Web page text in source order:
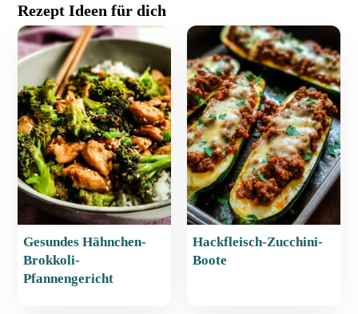
c
e
b
o
o
k
at
s
A
p
p
er
e
st
ai
l
le
n
Rezept Ideen für dich
Gesundes Hähnchen-
Brokkoli-
Pfannengericht
Hackfleisch-Zucchini-
Boote